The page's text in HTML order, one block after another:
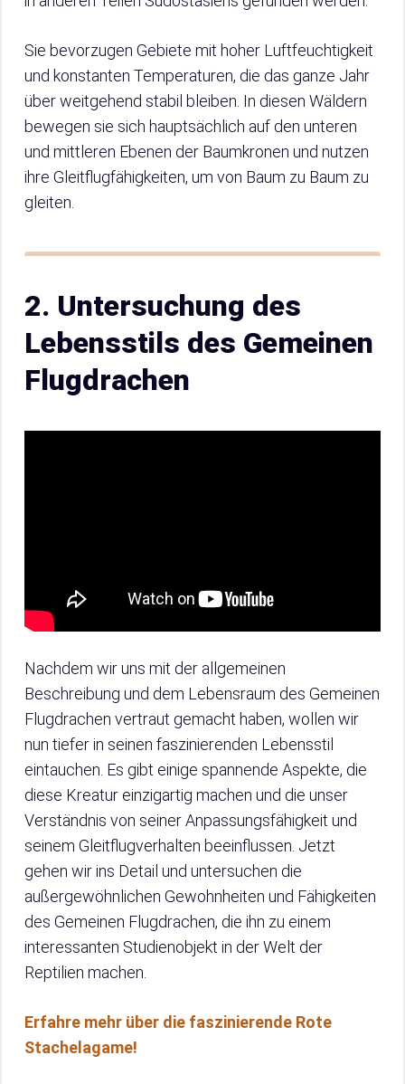
Sie bevorzugen Gebiete mit hoher Luftfeuchtigkeit
und konstanten Temperaturen, die das ganze Jahr
über weitgehend stabil bleiben. In diesen Wäldern
bewegen sie sich hauptsächlich auf den unteren
und mittleren Ebenen der Baumkronen und nutzen
ihre Gleitflugfähigkeiten, um von Baum zu Baum zu
gleiten.
2. Untersuchung des
Lebensstils des Gemeinen
Flugdrachen
Nachdem wir uns mit der allgemeinen
Beschreibung und dem Lebensraum des Gemeinen
Flugdrachen vertraut gemacht haben, wollen wir
nun tiefer in seinen faszinierenden Lebensstil
eintauchen. Es gibt einige spannende Aspekte, die
diese Kreatur einzigartig machen und die unser
Verständnis von seiner Anpassungsfähigkeit und
seinem Gleitflugverhalten beeinflussen. Jetzt
gehen wir ins Detail und untersuchen die
außergewöhnlichen Gewohnheiten und Fähigkeiten
des Gemeinen Flugdrachen, die ihn zu einem
interessanten Studienobjekt in der Welt der
Reptilien machen.
Erfahre mehr über die faszinierende Rote
Stachelagame!